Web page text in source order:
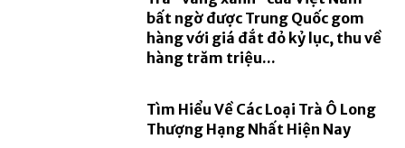
bất ngờ được Trung Quốc gom
hàng với giá đắt đỏ kỷ lục, thu về
hàng trăm triệu...
Tìm Hiểu Về Các Loại Trà Ô Long
Thượng Hạng Nhất Hiện Nay